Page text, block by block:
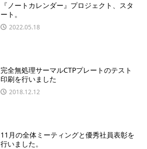
『ノートカレンダー』プロジェクト、スタ
ート。
2022.05.18
完全無処理サーマルCTPプレートのテスト
印刷を行いました
2018.12.12
11月の全体ミーティングと優秀社員表彰を
行いました。